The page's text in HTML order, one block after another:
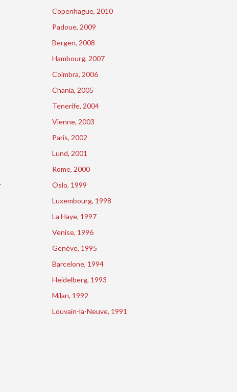
Copenhague, 2010
Padoue, 2009
Bergen, 2008
Hambourg, 2007
Coimbra, 2006
Chania, 2005
Tenerife, 2004
Vienne, 2003
Paris, 2002
Lund, 2001
Rome, 2000
Oslo, 1999
Luxembourg, 1998
La Haye, 1997
Venise, 1996
Genève, 1995
Barcelone, 1994
Heidelberg, 1993
Milan, 1992
Louvain-la-Neuve, 1991